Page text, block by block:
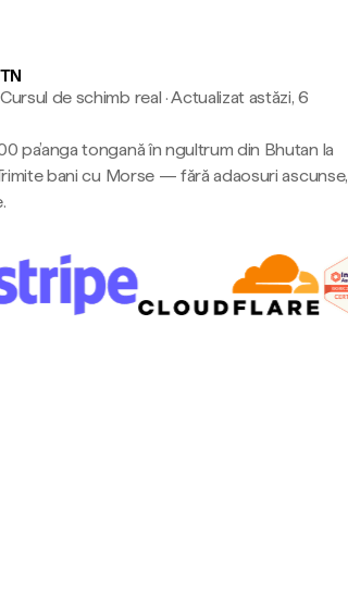
de schimb real ·Actualizat astăzi, 6
pa’anga tongană în ngultrum din Bhutan la
bani cu Morse — fără adaosuri ascunse,